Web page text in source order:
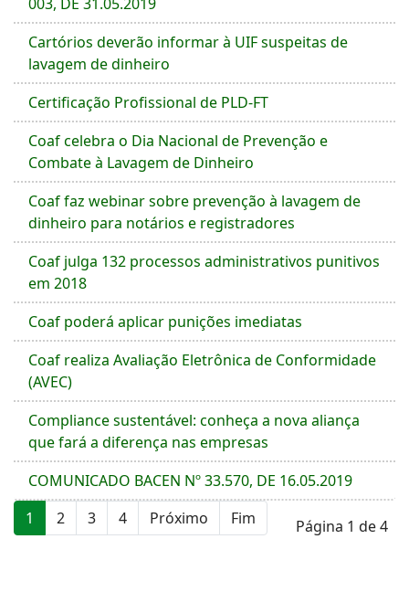
Cartórios deverão informar à UIF suspeitas de
lavagem de dinheiro
Certificação Profissional de PLD-FT
Coaf celebra o Dia Nacional de Prevenção e
Combate à Lavagem de Dinheiro
Coaf faz webinar sobre prevenção à lavagem de
dinheiro para notários e registradores
Coaf julga 132 processos administrativos punitivos
em 2018
Coaf poderá aplicar punições imediatas
Coaf realiza Avaliação Eletrônica de Conformidade
(AVEC)
Compliance sustentável: conheça a nova aliança
que fará a diferença nas empresas
COMUNICADO BACEN Nº 33.570, DE 16.05.2019
Página 1 de 4
1 2 3 4 Próximo Fim